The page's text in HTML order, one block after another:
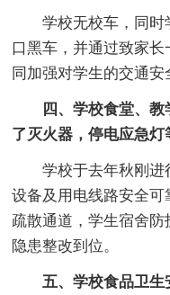
学校无校车，同时
口黑车，并通过致家
同加强对学生的交通安
四、学校食堂、
了灭火器，停电应急灯
学校于去年秋刚进
设备及用电线路安全
疏散通道，学生宿舍
隐患整改到位。
五、学校食品卫生